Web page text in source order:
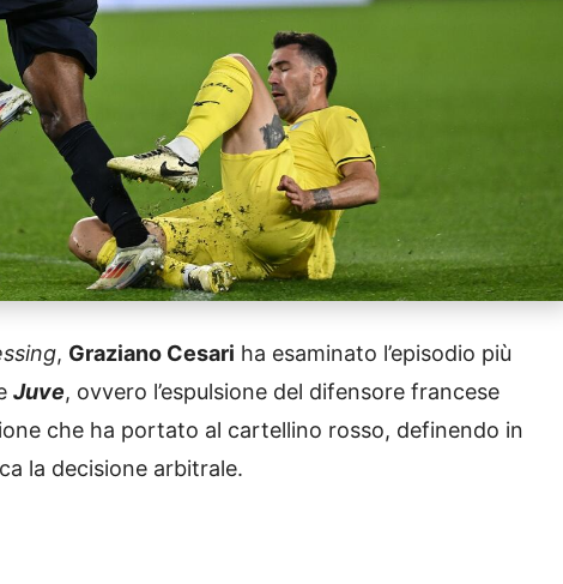
, Graziano Cesari ha esaminato l’episodio più
Juve, ovvero l’espulsione del difensore francese
che ha portato al cartellino rosso, definendo in
la decisione arbitrale.